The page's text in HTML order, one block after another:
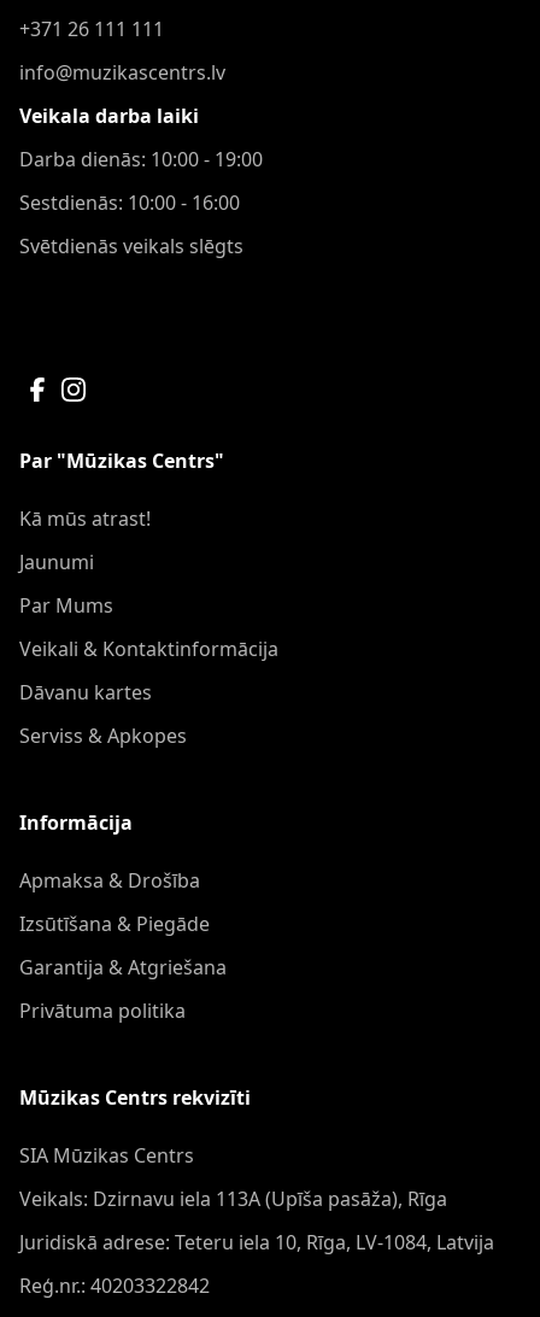
+371 26 111 111
info@muzikascentrs.lv
Veikala darba laiki
Darba dienās: 10:00 - 19:00
Sestdienās: 10:00 - 16:00
Svētdienās veikals slēgts
Par "Mūzikas Centrs"
Kā mūs atrast!
Jaunumi
Par Mums
Veikali & Kontaktinformācija
Dāvanu kartes
Serviss & Apkopes
Informācija
Apmaksa & Drošība
Izsūtīšana & Piegāde
Garantija & Atgriešana
Privātuma politika
Mūzikas Centrs rekvizīti
SIA Mūzikas Centrs
Veikals: Dzirnavu iela 113A (Upīša pasāža), Rīga
Juridiskā adrese: Teteru iela 10, Rīga, LV-1084, Latvija
Reģ.nr.: 40203322842